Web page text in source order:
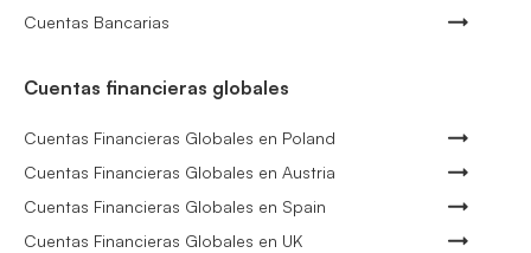
Cuentas Bancarias
Cuentas financieras globales
Cuentas Financieras Globales en Poland
Cuentas Financieras Globales en Austria
Cuentas Financieras Globales en Spain
Cuentas Financieras Globales en UK